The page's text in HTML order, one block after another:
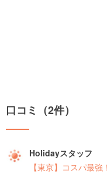
口コミ（2件）
Holidayスタッフ
【東京】コスパ最